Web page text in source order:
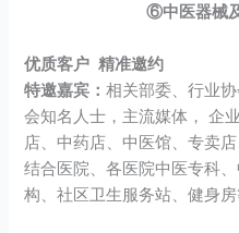
⑥中医器械
优质客户 精准邀约
特邀嘉宾：相关部委、行业
会知名人士，主流媒体， 企
店、中药店、中医馆、专卖
结合医院、各医院中医专科
构、社区卫生服务站、健身房